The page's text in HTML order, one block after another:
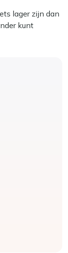
lager zijn dan
kunt